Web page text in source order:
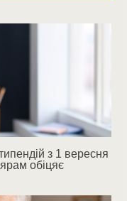
з 1 вересня
обіцяє